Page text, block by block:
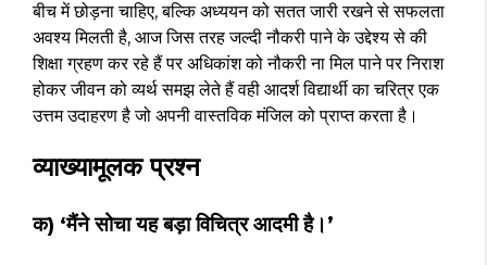
बीच में छोड़ना चाहिए, बल्कि अध्ययन को सतत जारी रखने से सफलता
अवश्य मिलती है, आज जिस तरह जल्दी नौकरी पाने के उद्देश्य से की
शिक्षा ग्रहण कर रहे हैं पर अधिकांश को नौकरी ना मिल पाने पर निराश
होकर जीवन को व्यर्थ समझ लेते हैं वही आदर्श विद्यार्थी का चरित्र एक
उत्तम उदाहरण है जो अपनी वास्तविक मंजिल को प्राप्त करता है।
व्याख्यामूलक प्रश्न
क) ‘मैंने सोचा यह बड़ा विचित्र आदमी है।’